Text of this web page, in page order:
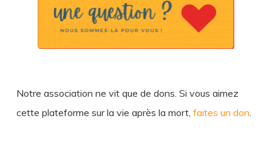
Notre association ne vit que de dons. Si vous aimez
cette plateforme sur la vie après la mort, faites un don